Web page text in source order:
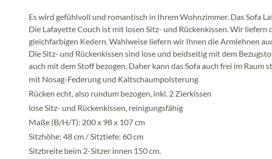
Es wird gefühlvoll und romantisch in Ihrem Wohnzimmer. Das Sofa
Die Lafayette Couch ist mit losen Sitz- und Rückenkissen. Wir
gleichfarbigen Kedern. Wahlweise liefern wir Ihnen die Armlehnen
Die Sitz- und Rückenkissen sind lose und beidseitig mit dem
auch mit dem Stoff bezogen. Daher kann das Sofa auch frei im Raum
mit Nosag-Federung und Kaltschaumpolsterung
Rücken echt, also rundum bezogen, inkl. 2 Zierkissen
lose Sitz- und Rückenkissen, reinigungsfähig
Maße (B/H/T): 200 x 98 x 107 cm
Sitzhöhe: 48 cm / Sitztiefe: 60 cm
Sitzbreite beim 2-Sitzer innen 150 cm.